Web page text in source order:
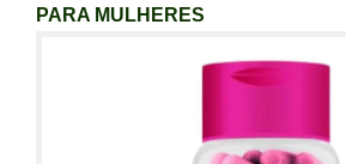
PARA MULHERES